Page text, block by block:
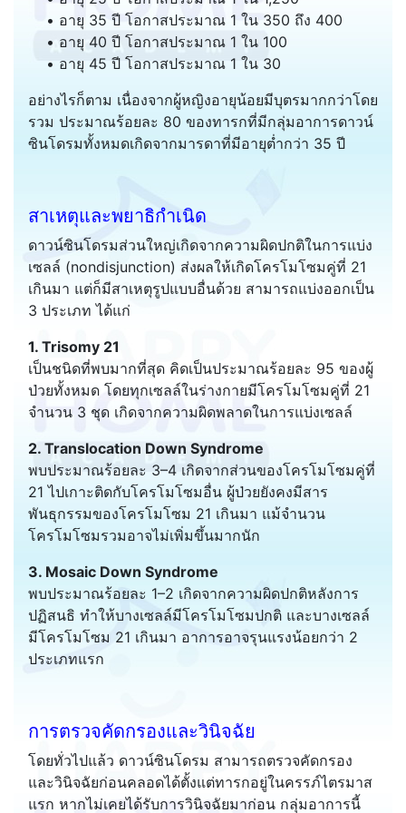
• อายุ 35 ปี โอกาสประมาณ 1 ใน 350 ถึง 400
• อายุ 40 ปี โอกาสประมาณ 1 ใน 100
• อายุ 45 ปี โอกาสประมาณ 1 ใน 30
อย่างไรก็ตาม เนื่องจากผู้หญิงอายุน้อยมีบุตรมากกว่าโดย
รวม ประมาณร้อยละ 80 ของทารกที่มีกลุ่มอาการดาวน์
ซินโดรมทั้งหมดเกิดจากมารดาที่มีอายุต่ำกว่า 35 ปี
สาเหตุและพยาธิกำเนิด
ดาวน์ซินโดรมส่วนใหญ่เกิดจากความผิดปกติในการแบ่ง
เซลล์ (nondisjunction) ส่งผลให้เกิดโครโมโซมคู่ที่ 21
เกินมา แต่ก็มีสาเหตุรูปแบบอื่นด้วย สามารถแบ่งออกเป็น
3 ประเภท ได้แก่
1. Trisomy 21
เป็นชนิดที่พบมากที่สุด คิดเป็นประมาณร้อยละ 95 ของผู้
ป่วยทั้งหมด โดยทุกเซลล์ในร่างกายมีโครโมโซมคู่ที่ 21
จำนวน 3 ชุด เกิดจากความผิดพลาดในการแบ่งเซลล์
2. Translocation Down Syndrome
พบประมาณร้อยละ 3–4 เกิดจากส่วนของโครโมโซมคู่ที่
21 ไปเกาะติดกับโครโมโซมอื่น ผู้ป่วยยังคงมีสาร
พันธุกรรมของโครโมโซม 21 เกินมา แม้จำนวน
โครโมโซมรวมอาจไม่เพิ่มขึ้นมากนัก
3. Mosaic Down Syndrome
พบประมาณร้อยละ 1–2 เกิดจากความผิดปกติหลังการ
ปฏิสนธิ ทำให้บางเซลล์มีโครโมโซมปกติ และบางเซลล์
มีโครโมโซม 21 เกินมา อาการอาจรุนแรงน้อยกว่า 2
ประเภทแรก
การตรวจคัดกรองและวินิจฉัย
โดยทั่วไปแล้ว ดาวน์ซินโดรม สามารถตรวจคัดกรอง
และวินิจฉัยก่อนคลอดได้ตั้งแต่ทารกอยู่ในครรภ์ไตรมาส
แรก หากไม่เคยได้รับการวินิจฉัยมาก่อน กลุ่มอาการนี้